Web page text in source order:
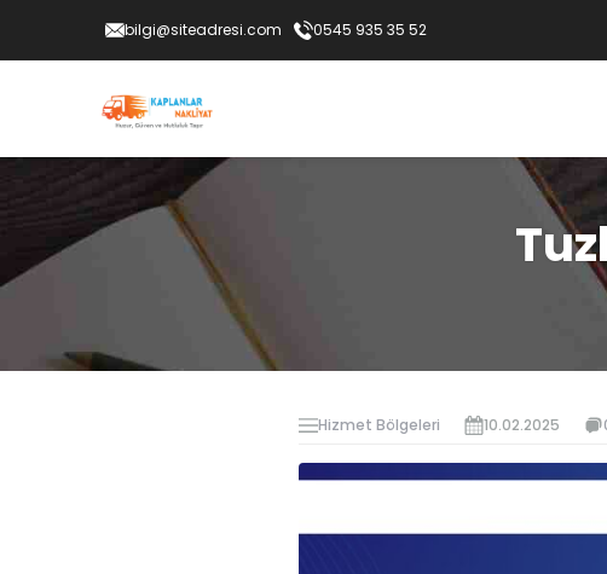
bilgi@siteadresi.com 0545 935 35 52
Hizmet Bölgeleri 10.02.2025